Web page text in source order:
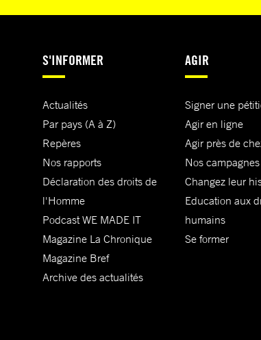
S'INFORMER
Actualités
Par pays (A à Z)
Repères
Nos rapports
Déclaration des droits de
l'Homme
Podcast WE MADE IT
Magazine La Chronique
Magazine Bref
Archive des actualités
AGIR
Signer une
Agir en ligne
Agir près de
Nos campagnes
Changez leur
Education aux
humains
Se former